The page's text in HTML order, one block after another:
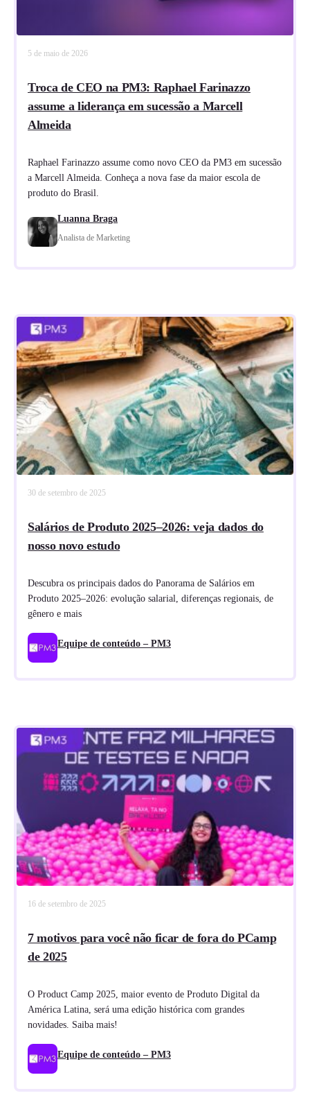
5 de maio de 2026
Troca de CEO na PM3: Raphael Farinazzo
assume a liderança em sucessão a Marcell
Almeida
Raphael Farinazzo assume como novo CEO da PM3 em sucessão
a Marcell Almeida. Conheça a nova fase da maior escola de
produto do Brasil.
Luanna Braga
Analista de Marketing
30 de setembro de 2025
Salários de Produto 2025–2026: veja dados do
nosso novo estudo
Descubra os principais dados do Panorama de Salários em
Produto 2025–2026: evolução salarial, diferenças regionais, de
gênero e mais
Equipe de conteúdo – PM3
16 de setembro de 2025
7 motivos para você não ficar de fora do PCamp
de 2025
O Product Camp 2025, maior evento de Produto Digital da
América Latina, será uma edição histórica com grandes
novidades. Saiba mais!
Equipe de conteúdo – PM3